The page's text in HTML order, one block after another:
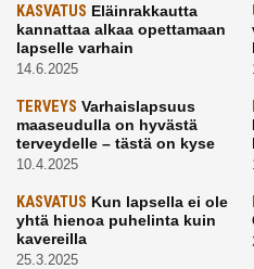
KASVATUS Eläinrakkautta
kannattaa alkaa opettamaan
lapselle varhain
14.6.2025
TERVEYS Varhaislapsuus
maaseudulla on hyvästä
terveydelle – tästä on kyse
10.4.2025
KASVATUS Kun lapsella ei ole
yhtä hienoa puhelinta kuin
kavereilla
25.3.2025